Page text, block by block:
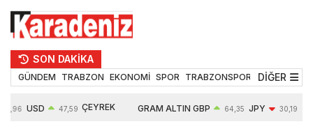
SON DAKİKA
GÜNDEM TRABZON EKONOMİ SPOR TRABZONSPOR TEKNOLOJİ
DİĞER
USD 47,59 ÇEYREK GRAM ALTIN GBP 64,35 JPY 30,19